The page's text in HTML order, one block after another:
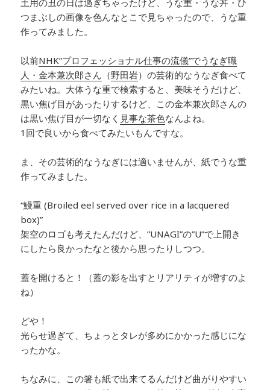
土用の丑の日は過ぎちゃったけど、うな重・うな丼・ひ
つまぶしの画像を色んなとこで見ちゃったので、うな重
作ってみました。
以前NHK”プロフェッショナル仕事の流儀”でうなぎ職
人・金本兼次郎さん （野田岩）の芸術的なうなぎ食べて
みたいね。大体うな重で検索すると、美味そうだけど、
黒い焦げ目があったりするけど、この金本兼次郎さんの
は黒い焦げ目が一切なく 見事な茶色なんよね。
1回で良いから食べてみたいもんですな。
ま、その芸術的なうなぎには適いませんが、紙でうな重
作ってみました。
“鰻重 (Broiled eel served over rice in a lacquered
box)”
架空のロゴも考えたんだけど、”UNAGI”の”U”で上開き
にしたら良かったなと後から思ったりしつつ。
蓋を開けると！（蓋の影を出すとリアリティが増すのよ
ね）
どや！
光らせ過ぎて、ちょっとタレが多めにかかった感じにな
ったかな。
ちなみに、この箸も紙で出来てるんだけど曲がりやすい